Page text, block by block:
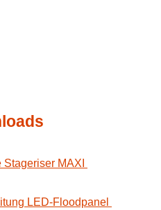
MAXI
LED-Floodpanel